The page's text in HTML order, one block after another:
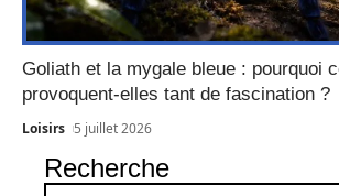
Goliath et la mygale bleue : pourquoi
provoquent-elles tant de fascination ?
Loisirs 5 juillet 2026
Recherche